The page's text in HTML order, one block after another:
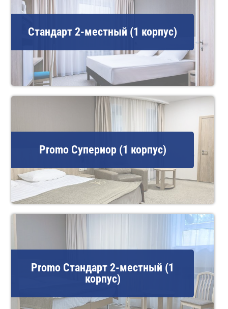
Стандарт 2-местный (1 корпус)
Promo Супериор (1 корпус)
Promo Стандарт 2-местный (1
корпус)